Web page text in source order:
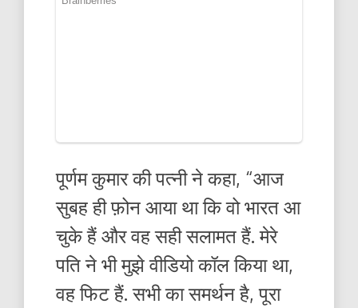
पूर्णम कुमार की पत्नी ने कहा, “आज
सुबह ही फ़ोन आया था कि वो भारत आ
चुके हैं और वह सही सलामत हैं. मेरे
पति ने भी मुझे वीडियो कॉल किया था,
वह फिट हैं. सभी का समर्थन है, पूरा